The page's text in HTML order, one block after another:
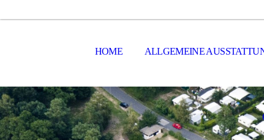
HOME ALLGEMEINE